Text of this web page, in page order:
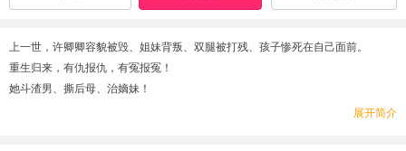
上一世，许卿卿容貌被毁、姐妹背叛、双腿被打残、孩子惨死在自己面前。
重生归来，有仇报仇，有冤报冤！
她斗渣男、撕后母、治嫡妹！
展开简介